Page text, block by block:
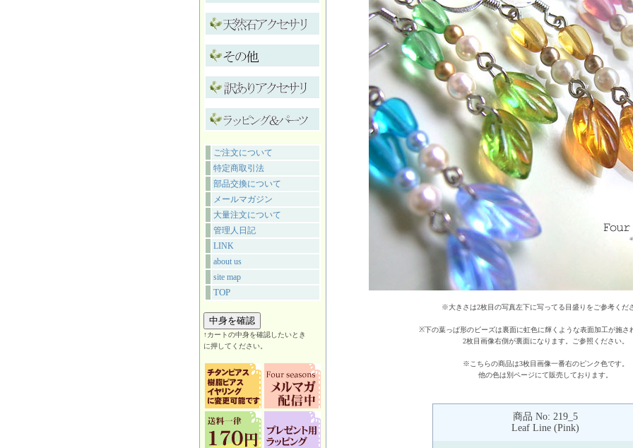
ご注文について
特定商取引法
部品交換について
メールマガジン
大量注文について
管理人日記
LINK
about us
site map
TOP
↑カートの中身を確認したいとき
に押してください。
※大きさは2枚目の写真左下に写ってる目盛りをご参考くだ
※下の葉っぱ形のビーズは裏面に虹色に輝くような表面加工が施さ
2枚目画像右側が裏面になります。ご参照ください。
※こちらの商品は3枚目画像一番右のピンク色です。
他の色は別ページにて販売しております。
商品 No: 219_5
Leaf Line (Pink)